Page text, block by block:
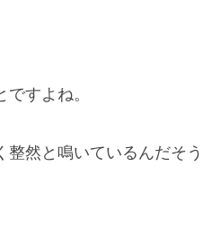
すよね。
然と鳴いているんだそう